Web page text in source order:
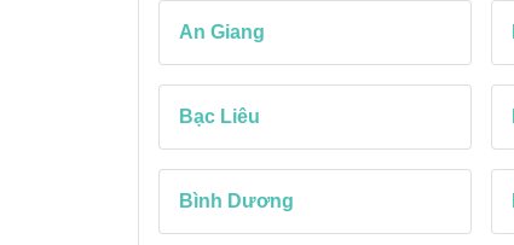
An Giang
Bạc Liêu
Bình Dương